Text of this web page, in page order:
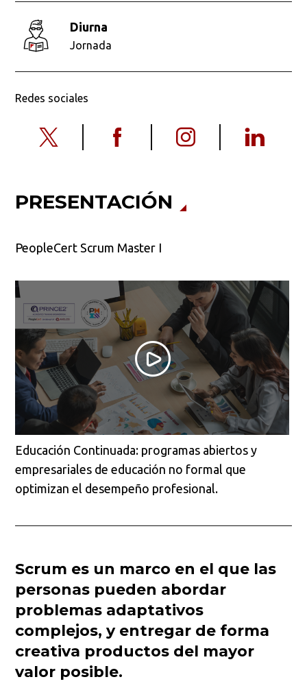
diurna
Jornada
Redes sociales
PRESENTACIÓN
PeopleCert Scrum Master I
Educación Continuada: programas abiertos y
empresariales de educación no formal que
optimizan el desempeño profesional.
Scrum es un marco en el que las
personas pueden abordar
problemas adaptativos
complejos, y entregar de forma
creativa productos del mayor
valor posible.